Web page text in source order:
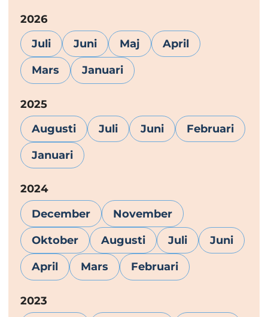
År:
2026
Juli
Juni Maj April
Mars Januari
År:
2025
Augusti
Juli Juni Februari
Januari
År:
2024
December
November
Oktober Augusti Juli Juni
April Mars Februari
År:
2023